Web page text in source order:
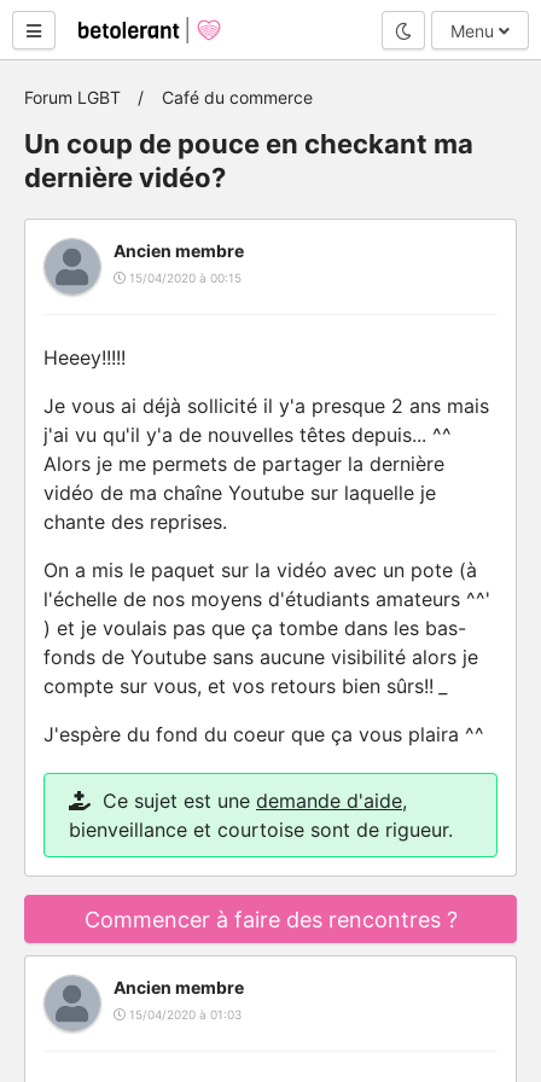
Mode nuit
Menu
Forum LGBT Café du commerce
Un coup de pouce en checkant ma
dernière vidéo?
Ancien membre
15/04/2020 à 00:15
Heeey!!!!!
Je vous ai déjà sollicité il y'a presque 2 ans mais
j'ai vu qu'il y'a de nouvelles têtes depuis... ^^
Alors je me permets de partager la dernière
vidéo de ma chaîne Youtube sur laquelle je
chante des reprises.
On a mis le paquet sur la vidéo avec un pote (à
l'échelle de nos moyens d'étudiants amateurs ^^'
) et je voulais pas que ça tombe dans les bas-
fonds de Youtube sans aucune visibilité alors je
compte sur vous, et vos retours bien sûrs!!
J'espère du fond du coeur que ça vous plaira ^^
Ce sujet est une demande d'aide,
bienveillance et courtoise sont de rigueur.
Commencer à faire des rencontres ?
Ancien membre
15/04/2020 à 01:03